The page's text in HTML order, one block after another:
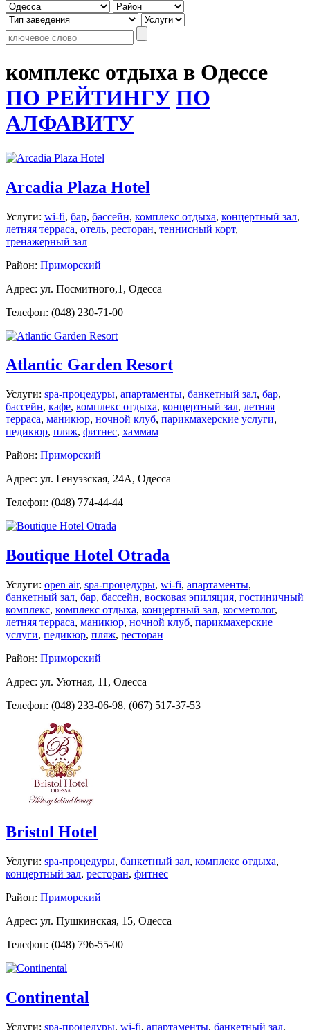
комплекс отдыха в Одессе
ПО РЕЙТИНГУ ПО
АЛФАВИТУ
Arcadia Plaza Hotel
Услуги: wi-fi, бар, бассейн, комплекс отдыха, концертный зал,
летняя терраса, отель, ресторан, теннисный корт,
тренажерный зал
Район: Приморский
Адрес: ул. Посмитного,1, Одесса
Телефон: (048) 230-71-00
Atlantic Garden Resort
Услуги: spa-процедуры, апартаменты, банкетный зал, бар,
бассейн, кафе, комплекс отдыха, концертный зал, летняя
терраса, маникюр, ночной клуб, парикмахерские услуги,
педикюр, пляж, фитнес, хаммам
Район: Приморский
Адрес: ул. Генуэзская, 24A, Одесса
Телефон: (048) 774-44-44
Boutique Hotel Otrada
Услуги: open air, spa-процедуры, wi-fi, апартаменты,
банкетный зал, бар, бассейн, восковая эпиляция, гостиничный
комплекс, комплекс отдыха, концертный зал, косметолог,
летняя терраса, маникюр, ночной клуб, парикмахерские
услуги, педикюр, пляж, ресторан
Район: Приморский
Адрес: ул. Уютная, 11, Одесса
Телефон: (048) 233-06-98, (067) 517-37-53
Bristol Hotel
Услуги: spa-процедуры, банкетный зал, комплекс отдыха,
концертный зал, ресторан, фитнес
Район: Приморский
Адрес: ул. Пушкинская, 15, Одесса
Телефон: (048) 796-55-00
Continental
Услуги: spa-процедуры, wi-fi, апартаменты, банкетный зал,